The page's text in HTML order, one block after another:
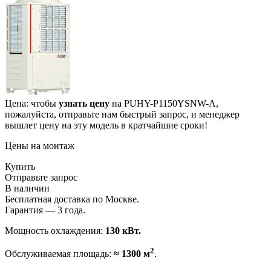
Цена: чтобы узнать цену на PUHY-P1150YSNW-A,
пожалуйста, отправьте нам быстрый запрос, и менеджер
вышлет цену на эту модель в кратчайшие сроки!
Цены на монтаж
Купить
Отправьте запрос
В наличии
Бесплатная доставка по Москве.
Гарантия — 3 года.
Мощность охлаждения: 130 кВт.
Обслуживаемая площадь: ≈ 1300 м2.